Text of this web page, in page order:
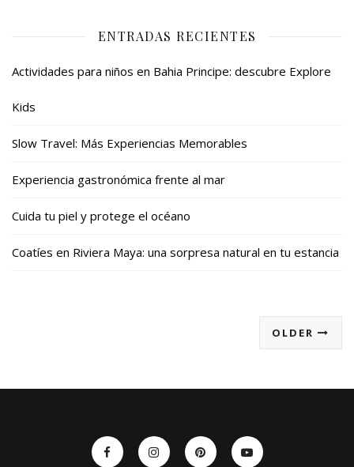
ENTRADAS RECIENTES
Actividades para niños en Bahia Principe: descubre Explore
Kids
Slow Travel: Más Experiencias Memorables
Experiencia gastronómica frente al mar
Cuida tu piel y protege el océano
Coatíes en Riviera Maya: una sorpresa natural en tu estancia
OLDER